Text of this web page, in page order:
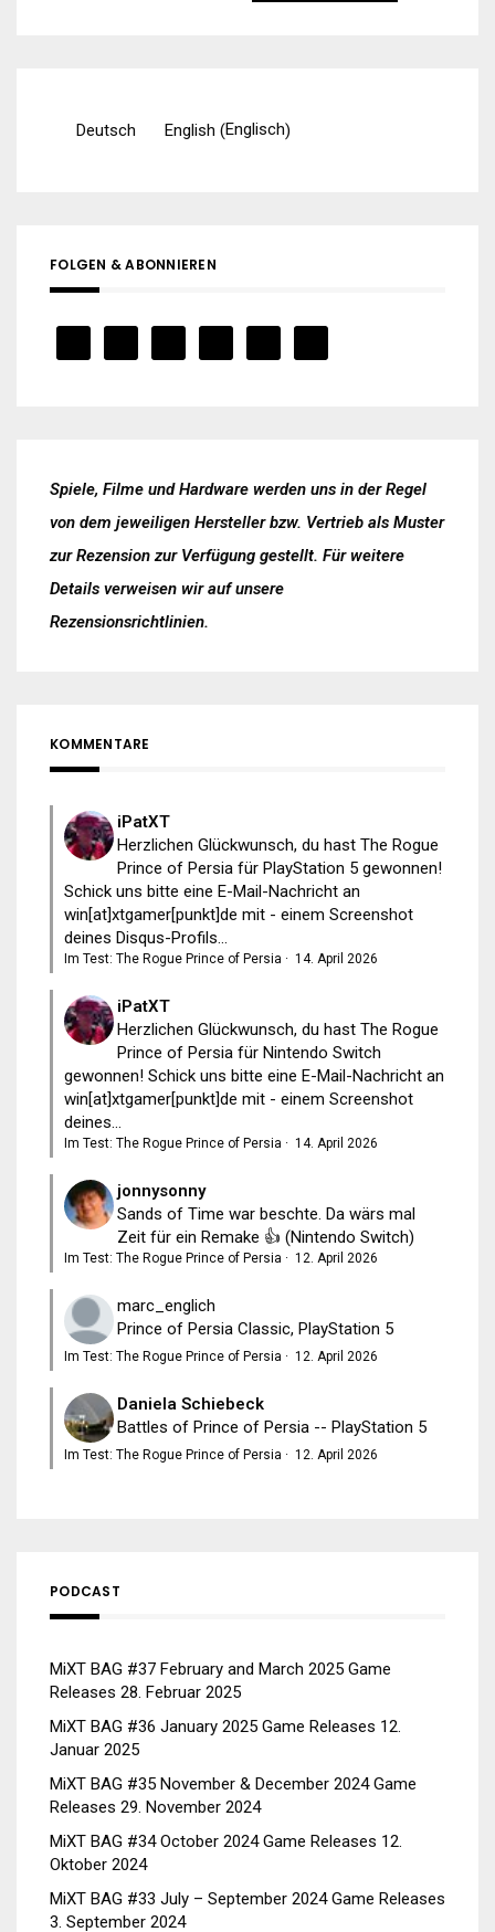
Deutsch English (Englisch)
FOLGEN & ABONNIEREN
Spiele, Filme und Hardware werden uns in der Regel
von dem jeweiligen Hersteller bzw. Vertrieb als Muster
zur Rezension zur Verfügung gestellt. Für weitere
Details verweisen wir auf unsere
Rezensionsrichtlinien.
KOMMENTARE
iPatXT
Herzlichen Glückwunsch, du hast The Rogue
Prince of Persia für PlayStation 5 gewonnen!
Schick uns bitte eine E-Mail-Nachricht an
win[at]xtgamer[punkt]de mit - einem Screenshot
deines Disqus-Profils...
Im Test: The Rogue Prince of Persia · 14. April 2026
iPatXT
Herzlichen Glückwunsch, du hast The Rogue
Prince of Persia für Nintendo Switch
gewonnen! Schick uns bitte eine E-Mail-Nachricht an
win[at]xtgamer[punkt]de mit - einem Screenshot
deines...
Im Test: The Rogue Prince of Persia · 14. April 2026
jonnysonny
Sands of Time war beschte. Da wärs mal
Zeit für ein Remake 👍 (Nintendo Switch)
Im Test: The Rogue Prince of Persia · 12. April 2026
marc_englich
Prince of Persia Classic, PlayStation 5
Im Test: The Rogue Prince of Persia · 12. April 2026
Daniela Schiebeck
Battles of Prince of Persia -- PlayStation 5
Im Test: The Rogue Prince of Persia · 12. April 2026
PODCAST
MiXT BAG #37 February and March 2025 Game
Releases 28. Februar 2025
MiXT BAG #36 January 2025 Game Releases 12.
Januar 2025
MiXT BAG #35 November & December 2024 Game
Releases 29. November 2024
MiXT BAG #34 October 2024 Game Releases 12.
Oktober 2024
MiXT BAG #33 July – September 2024 Game Releases
3. September 2024